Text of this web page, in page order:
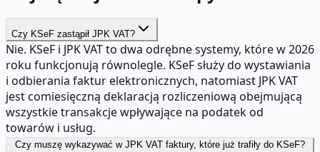
Czy KSeF zastąpił JPK VAT?
Nie. KSeF i JPK VAT to dwa odrębne systemy, które w 2026
roku funkcjonują równolegle. KSeF służy do wystawiania
i odbierania faktur elektronicznych, natomiast JPK VAT
jest comiesięczną deklaracją rozliczeniową obejmującą
wszystkie transakcje wpływające na podatek od
towarów i usług.
Czy muszę wykazywać w JPK VAT faktury, które już trafiły do KSeF?